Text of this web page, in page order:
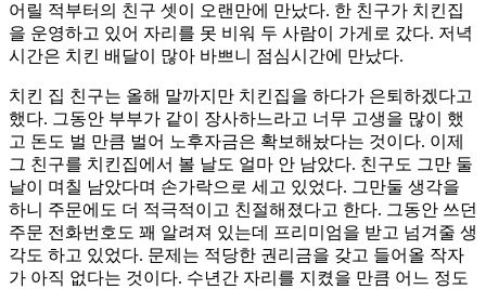
어릴 적부터의 친구 셋이 오랜만에 만났다. 한 친구가 치킨집
을 운영하고 있어 자리를 못 비워 두 사람이 가게로 갔다. 저녁
시간은 치킨 배달이 많아 바쁘니 점심시간에 만났다.
치킨 집 친구는 올해 말까지만 치킨집을 하다가 은퇴하겠다고
했다. 그동안 부부가 같이 장사하느라고 너무 고생을 많이 했
고 돈도 벌 만큼 벌어 노후자금은 확보해놨다는 것이다. 이제
그 친구를 치킨집에서 볼 날도 얼마 안 남았다. 친구도 그만 둘
날이 며칠 남았다며 손가락으로 세고 있었다. 그만둘 생각을
하니 주문에도 더 적극적이고 친절해졌다고 한다. 그동안 쓰던
주문 전화번호도 꽤 알려져 있는데 프리미엄을 받고 넘겨줄 생
각도 하고 있었다. 문제는 적당한 권리금을 갖고 들어올 작자
가 아직 없다는 것이다. 수년간 자리를 지켰을 만큼 어느 정도